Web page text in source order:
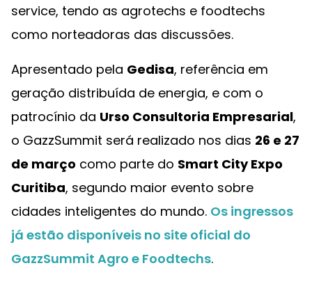
service, tendo as agrotechs e foodtechs
como norteadoras das discussões.
Apresentado pela Gedisa, referência em
geração distribuída de energia, e com o
patrocínio da Urso Consultoria Empresarial,
o GazzSummit será realizado nos dias 26 e 27
de março como parte do Smart City Expo
Curitiba, segundo maior evento sobre
cidades inteligentes do mundo. Os ingressos
já estão disponíveis no site oficial do
GazzSummit Agro e Foodtechs.